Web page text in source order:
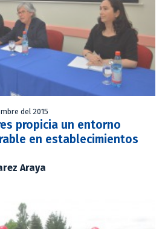
del 2015
propicia un entorno
en establecimientos
Araya